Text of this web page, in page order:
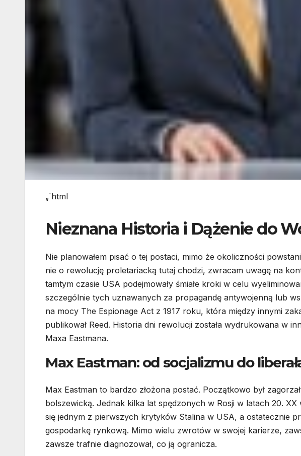
„`html
Nieznana Historia i Dążenie do
Nie planowałem pisać o tej postaci, mimo że okoliczności
nie o rewolucję proletariacką tutaj chodzi, zwracam uwagę na
tamtym czasie USA podejmowały śmiałe kroki w celu
szczególnie tych uznawanych za propagandę antywojenną lub
na mocy The Espionage Act z 1917 roku, która między innymi
publikował Reed. Historia dni rewolucji została wydrukowana w
Maxa Eastmana.
Max Eastman: od socjalizmu do
Max Eastman to bardzo złożona postać. Początkowo był
bolszewicką. Jednak kilka lat spędzonych w Rosji w latach 20. XX
się jednym z pierwszych krytyków Stalina w USA, a ostatecznie
gospodarkę rynkową. Mimo wielu zwrotów w swojej karierze,
zawsze trafnie diagnozował, co ją ogranicza.